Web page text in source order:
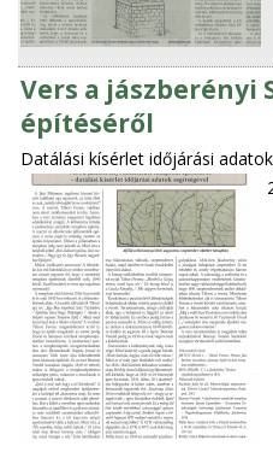
Vers a
építéséről
Datálási kísérlet időjárási